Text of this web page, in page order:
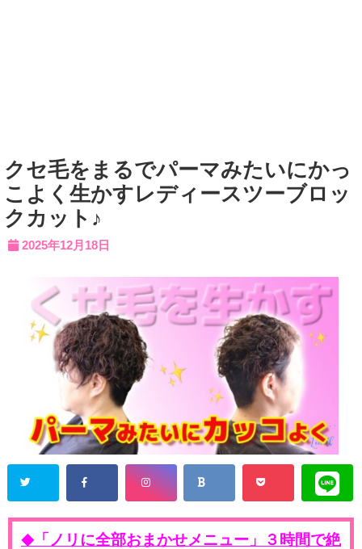
クセ毛をまるでパーマみたいにかっ
こよく生かすレディースツーブロッ
クカット♪
2025年12月18日
◆
「ノリに全部おまかせメニュー」３時間で絶